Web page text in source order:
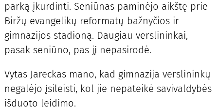
parką įkurdinti. Seniūnas paminėjo aikštę prie
Biržų evangelikų reformatų bažnyčios ir
gimnazijos stadioną. Daugiau verslininkai,
pasak seniūno, pas jį nepasirodė.
Vytas Jareckas mano, kad gimnazija verslininkų
negalėjo įsileisti, kol jie nepateikė savivaldybės
išduoto leidimo.